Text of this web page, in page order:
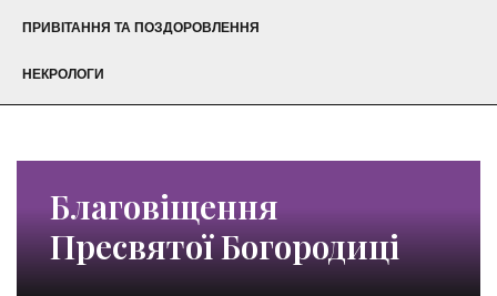
ПРИВІТАННЯ ТА ПОЗДОРОВЛЕННЯ
НЕКРОЛОГИ
Благовіщення
Пресвятої Богородиці